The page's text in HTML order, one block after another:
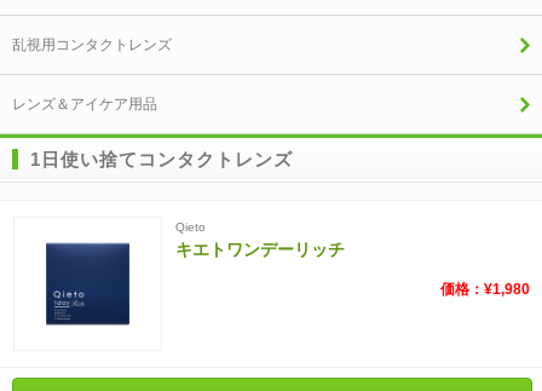
乱視用コンタクトレンズ
レンズ＆アイケア用品
1日使い捨てコンタクトレンズ
Qieto
キエトワンデーリッチ
価格：¥1,980